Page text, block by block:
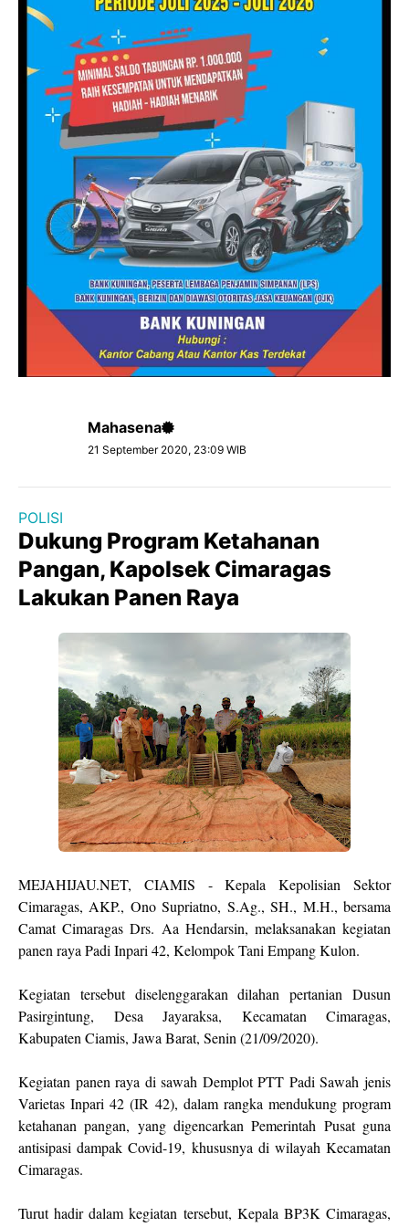
Mahasena
21 September 2020, 23:09 WIB
POLISI
Dukung Program Ketahanan
Pangan, Kapolsek Cimaragas
Lakukan Panen Raya
MEJAHIJAU.NET, CIAMIS - Kepala Kepolisian Sektor
Cimaragas, AKP., Ono Supriatno, S.Ag., SH., M.H., bersama
Camat Cimaragas Drs. Aa Hendarsin, melaksanakan kegiatan
panen raya Padi Inpari 42, Kelompok Tani Empang Kulon.
Kegiatan tersebut diselenggarakan dilahan pertanian Dusun
Pasirgintung, Desa Jayaraksa, Kecamatan Cimaragas,
Kabupaten Ciamis, Jawa Barat, Senin (21/09/2020).
Kegiatan panen raya di sawah Demplot PTT Padi Sawah jenis
Varietas Inpari 42 (IR 42), dalam rangka mendukung program
ketahanan pangan, yang digencarkan Pemerintah Pusat guna
antisipasi dampak Covid-19, khususnya di wilayah Kecamatan
Cimaragas.
Turut hadir dalam kegiatan tersebut, Kepala BP3K Cimaragas,